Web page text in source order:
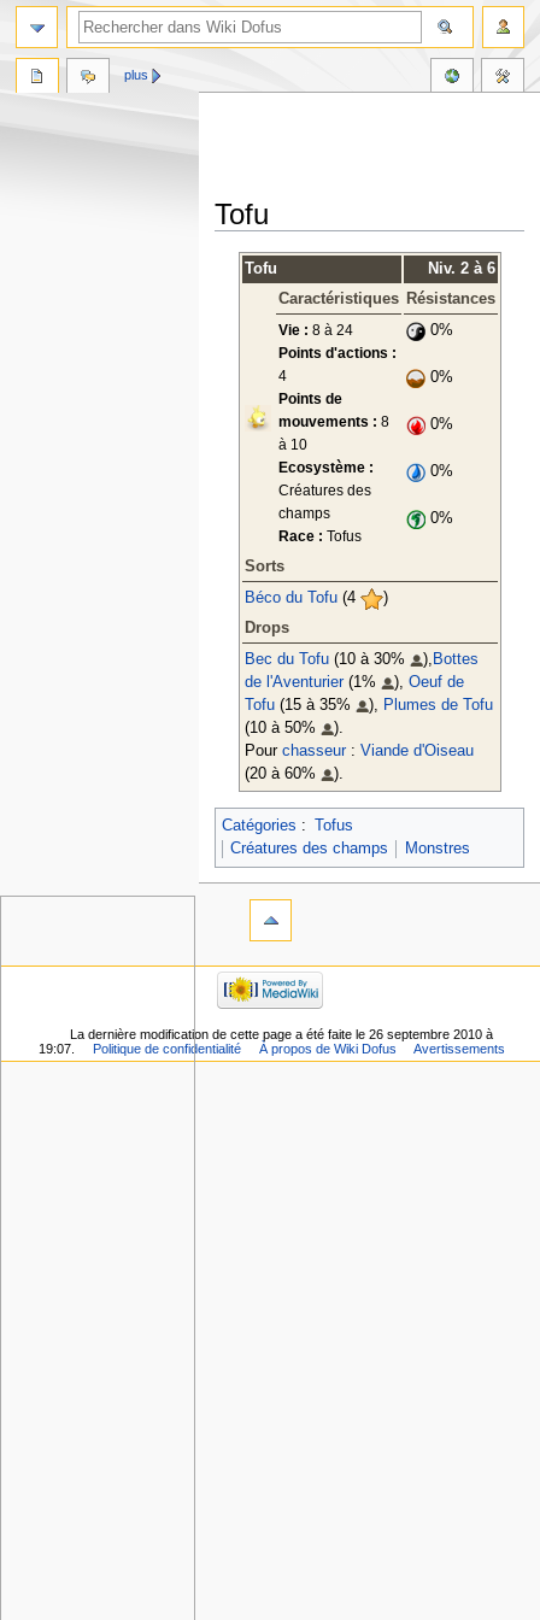
Tofu
navigation
recherche
Tofu
Niv. 2 à 6
Caractéristiques
Résistances
Vie : 8 à 24
Points d'actions :
4
Points de
mouvements : 8
à 10
Ecosystème :
Créatures des
champs
Race : Tofus
0%
0%
0%
0%
0%
Sorts
Béco du Tofu(4
)
Drops
Bec du Tofu(10 à 30% ), Bottes
de l'Aventurier(1% ), Oeuf de
Tofu(15 à 35% ), Plumes de Tofu
(10 à 50%
).
Pour chasseur: Viande d'Oiseau
(20 à 60%
).
Catégories : Tofus
Créatures des champs
Monstres
plus
La dernière modification de cette page a été faite le 26 septembre 2010 à
19:07.
Politique de confidentialité À propos de Wiki Dofus Avertissements